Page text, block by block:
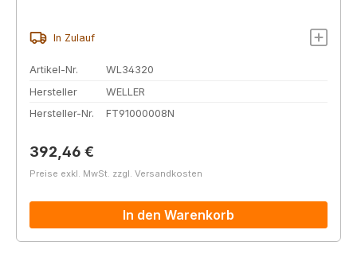
In Zulauf
Artikel-Nr.
WL34320
Hersteller
WELLER
Hersteller-Nr.
FT91000008N
Regulärer Preis:
392,46 €
Preise exkl. MwSt. zzgl. Versandkosten
In den Warenkorb